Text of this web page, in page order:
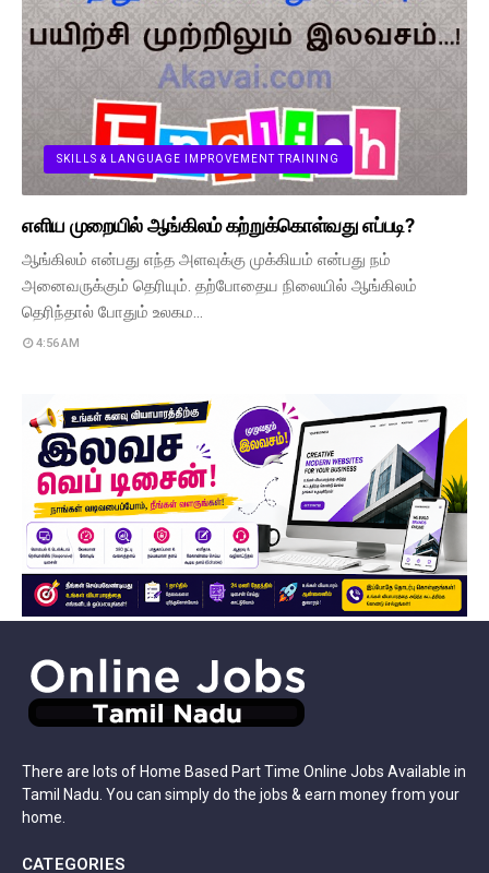
SKILLS & LANGUAGE IMPROVEMENT TRAINING
எளிய முறையில் ஆங்கிலம் கற்றுக்கொள்வது எப்படி?
ஆங்கிலம் என்பது எந்த அளவுக்கு முக்கியம் என்பது நம்
அனைவருக்கும் தெரியும். தற்போதைய நிலையில் ஆங்கிலம்
தெரிந்தால் போதும் உலகம…
4:56 AM
There are lots of Home Based Part Time Online Jobs Available in
Tamil Nadu. You can simply do the jobs & earn money from your
home.
CATEGORIES